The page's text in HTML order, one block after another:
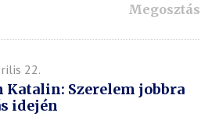
Megosztás
22.
Katalin: Szerelem jobbra
idején